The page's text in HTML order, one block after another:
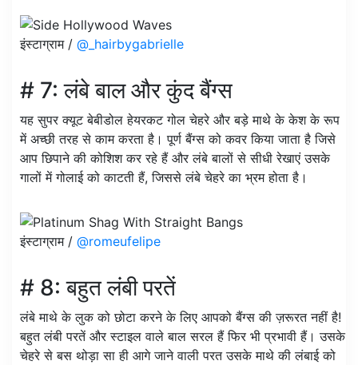
इंस्टाग्राम / @_hairbygabrielle
# 7: लंबे बाल और कुंद बैंग्स
यह सुपर क्यूट बेबीडोल हेयरकट गोल चेहरे और बड़े माथे के केश के रूप
में अच्छी तरह से काम करता है। पूर्ण बैंग्स को कवर किया जाता है जिसे
आप छिपाने की कोशिश कर रहे हैं और लंबे बालों से सीधी रेखाएं उसके
गालों में गोलाई को काटती हैं, जिससे लंबे चेहरे का भ्रम होता है।
इंस्टाग्राम / @romeufelipe
# 8: बहुत लंबी परतें
लंबे माथे के लुक को छोटा करने के लिए आपको बैंग्स की ज़रूरत नहीं है!
बहुत लंबी परतें और स्टाइल वाले बाल सरल हैं फिर भी प्रभावी हैं। उसके
चेहरे से बस थोड़ा सा ही आगे जाने वाली परत उसके माथे की लंबाई को